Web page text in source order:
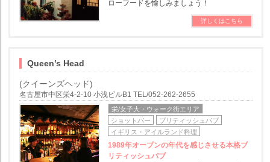
ローフードを愉しみましょう！
詳しくはこちら
Queen’s Head
(クイーンズヘッド)
名古屋市中区栄4-2-10 小浅ビルB1 TEL/052-262-2655
栄/女子大・ウォーク街エリア
ショットバー
ブリティッシュパブ
イギリス・アイルランド料理
1989年オープンの年代を感じさせる本格ブ
リティッシュパブ